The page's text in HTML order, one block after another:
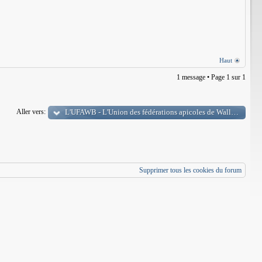
Haut
1 message • Page 1 sur 1
Aller vers:
L'UFAWB - L'Union des fédérations apicoles de Wallonie et
Supprimer tous les cookies du forum